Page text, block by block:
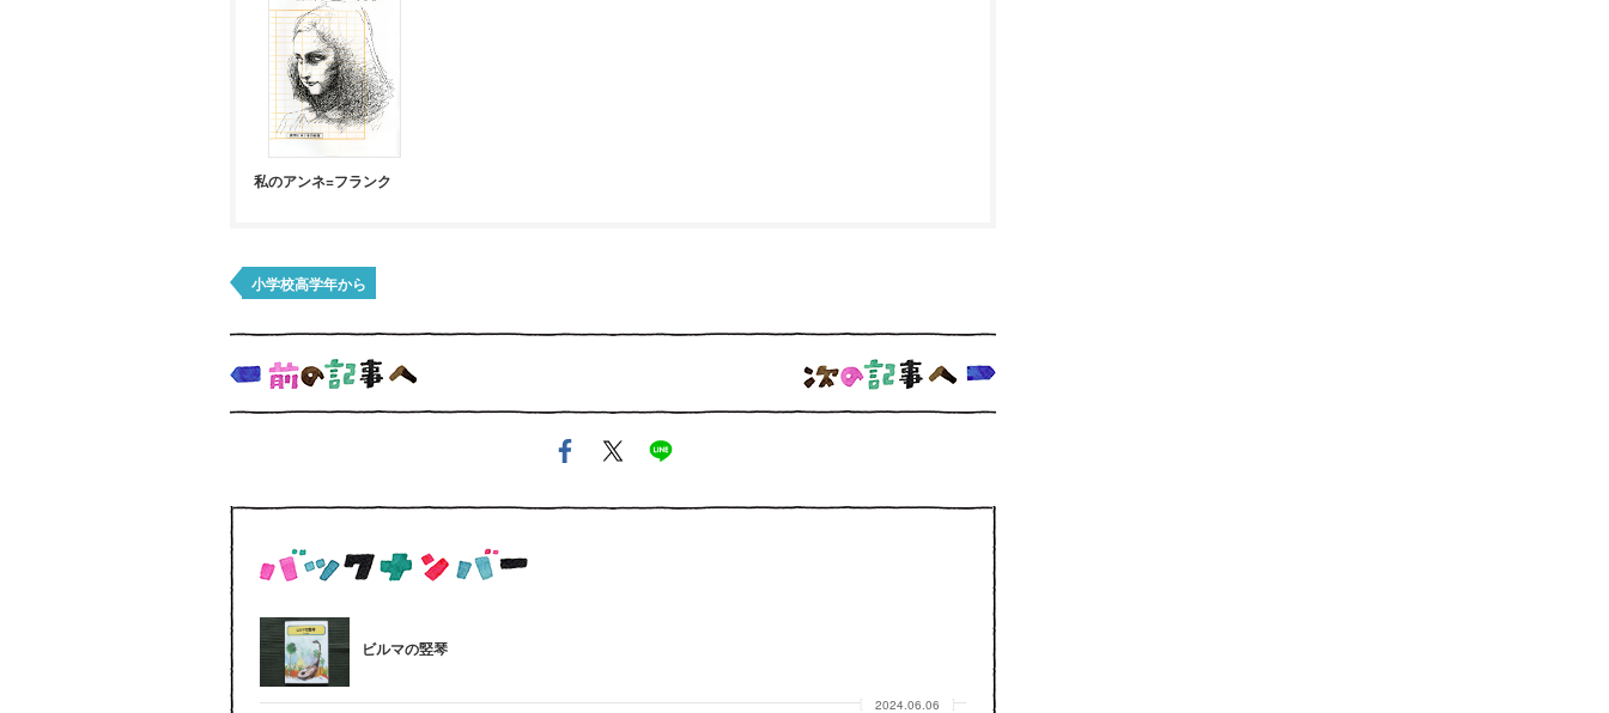
私のアンネ=フランク
小学校高学年から
ビルマの竪琴
2024.06.06